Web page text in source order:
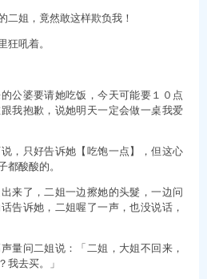
二姐，竟然敢这样欺负我！
狂吼着。
公婆要请她吃饭，今天可能要１０点
我抱歉，说她明天一定会做一桌我爱
，只好告诉她【吃饱一点】，但这心
酸酸的。
来了，二姐一边擦她的头髮，一边问
告诉她，二姐喔了一声，也没说话，
量问二姐说：「二姐，大姐不回来，
我去买。」